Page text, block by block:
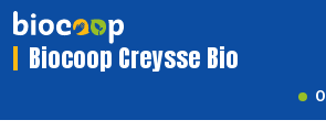
Biocoop Creysse Bio